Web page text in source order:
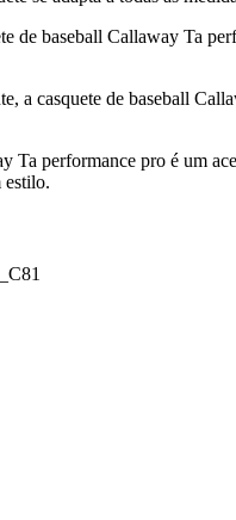
de baseball Callaway Ta
a casquete de baseball
Ta performance pro é um
estilo.